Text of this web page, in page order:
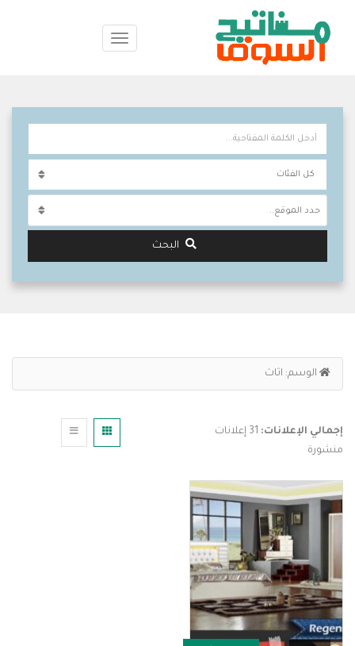
حدد الموقع..
البحث
الوسم: اثاث
إجمالي الإعلانات:
31 إعلانات
منشورة